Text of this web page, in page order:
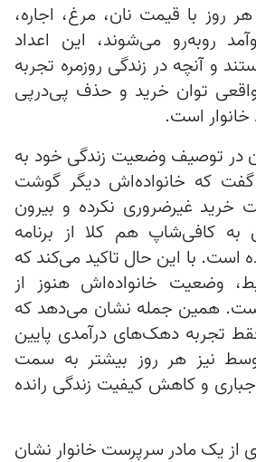
روز با قیمت نان، مرغ، اجاره،
روبه‌رو می‌شوند، این اعداد
و آنچه در زندگی روزمره تجربه
توان خرید و حذف پی‌درپی
خانوار است.
در توصیف وضعیت زندگی خود به
گفت که خانواده‌اش دیگر گوشت
خرید غیرضروری نکرده و بیرون
کافی‌شاپ هم کلا از برنامه
با این حال تاکید می‌کند که
وضعیت خانواده‌اش هنوز از
است. همین جمله نشان می‌دهد که
تجربه دهک‌های درآمدی پایین
نیز هر روز بیشتر به سمت
و کاهش کیفیت زندگی رانده
از یک مادر سرپرست خانوار نشان